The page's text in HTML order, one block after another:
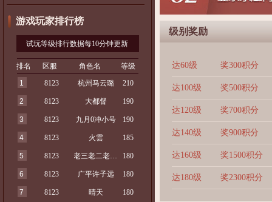
游戏玩家排行榜
试玩等级排行数据每10分钟更新
排名 区服 角色名
等级
1
8123 杭州马云璐 210
2 8123 大都督 190
3 8123 九月0冲小号 190
4 8123 火雲 185
5 8123 老三老二老大了 180
6 8123 广平许子远 180
7 8123 晴天 180
级别奖励
达60级 奖300积分
达100级 奖500积分
达120级 奖700积分
达140级 奖900积分
达160级 奖1500积分
达180级 奖2300积分